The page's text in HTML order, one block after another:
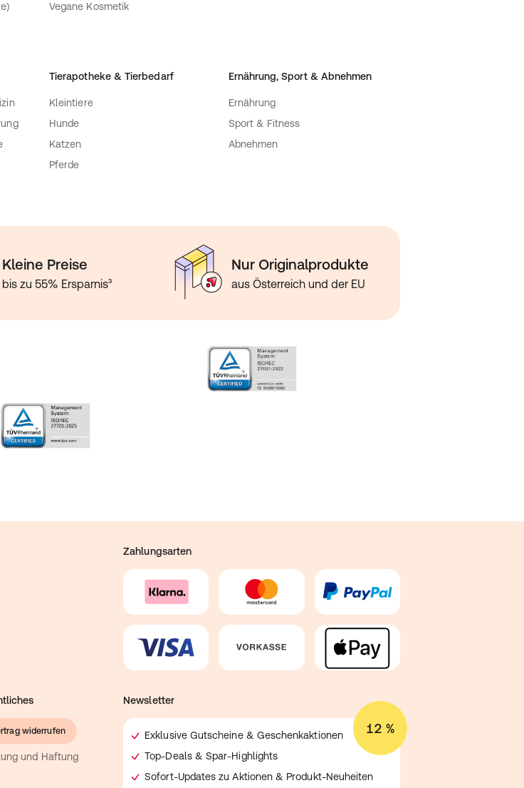
Vegane Kosmetik
Tierapotheke & Tierbedarf
Kleintiere
Hunde
Katzen
Pferde
Ernährung, Sport & Abnehmen
Ernährung
Sport & Fitness
Abnehmen
Kleine Preise
bis zu 55% Ersparnis³
Nur Originalprodukte
aus Österreich und der EU
Zahlungsarten
widerrufen
und Haftung
Newsletter
12 %
Exklusive Gutscheine & Geschenkaktionen
Top-Deals & Spar-Highlights
Sofort-Updates zu Aktionen & Produkt-Neuheiten